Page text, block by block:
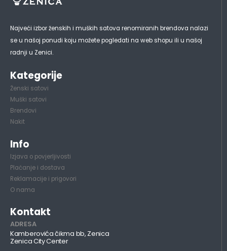
Najveći izbor ženskih i muških satova renomiranih brendova nalazi
se u našoj ponudi koju možete pogledati na web shopu ili u našoj
radnji u Zenici.
Kategorije
Ženski satovi
Muški satovi
Brendovi
Nakit
Info
Izjava o povjerljivosti
Plaćanje i dostava
Reklamacije i prigovori
O nama
Kontakt
ADRESA
Kamberovića čikma bb, Zenica
Zenica City Center